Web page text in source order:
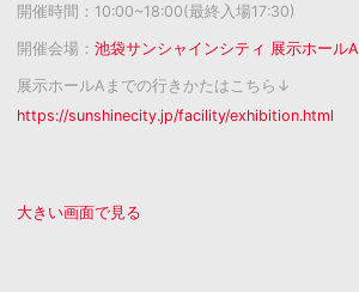
開催時間：10:00~18:00(最終入場17:30)
開催会場： 池袋サンシャインシティ 展示ホールA
展示ホールAまでの行きかたはこちら↓
https://sunshinecity.jp/facility/exhibition.html
大きい画面で見る